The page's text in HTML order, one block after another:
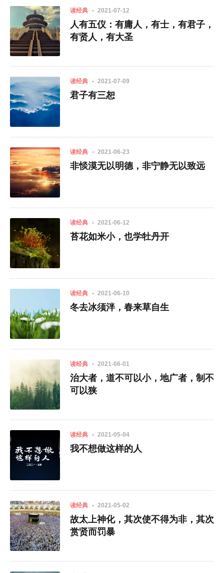
读经典 2021-07-12
人有五仪：有庸人，有士，有君子，
有贤人，有大圣
读经典 2021-07-09
君子有三恕
读经典 2021-06-23
非惔漠无以明德，非宁静无以致远
读经典 2021-06-12
苔花如米小，也学牡丹开
读经典 2021-06-10
冬去冰须泮，春来草自生
读经典 2021-06-01
治大者，道不可以小，地广者，制不
可以狭
读经典 2021-05-04
我不想做这样的人
读经典 2021-05-02
故太上神化，其次使不得为非，其次
赏贤而罚暴